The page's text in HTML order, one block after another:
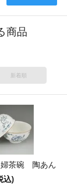
商品
新着順
婦茶碗 陶あん
込)